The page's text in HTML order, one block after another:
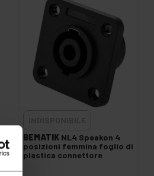
BEMATIK NL4 Speakon 4
posizioni femmina foglio di
plastica connettore